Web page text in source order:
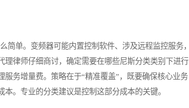
单。变频器可能内置控制软件、涉及远程监控服务，
律师仔细商讨，确定需要在哪些尼斯分类类别下进行
务增量费。策略在于“精准覆盖”，既要确保核心业务
。专业的分类建议是控制这部分成本的关键。